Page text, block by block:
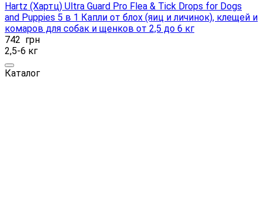
Hartz (Хартц) Ultra Guard Pro Flea & Tick Drops for Dogs
and Puppies 5 в 1 Капли от блох (яиц и личинок), клещей и
комаров для собак и щенков от 2,5 до 6 кг
742 грн
2,5-6 кг
Каталог